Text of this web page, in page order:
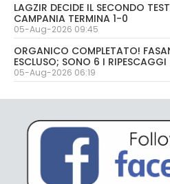
LAGZIR DECIDE IL SECONDO
CAMPANIA TERMINA 1-0
05-Aug-2026 09:45
ORGANICO COMPLETATO!
ESCLUSO; SONO 6 I RIPESCAGGI
05-Aug-2026 06:19